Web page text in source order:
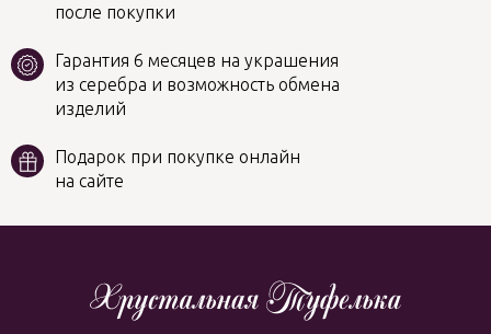
после покупки
Гарантия 6 месяцев на украшения
из серебра и возможность обмена
изделий
Подарок при покупке онлайн
на сайте